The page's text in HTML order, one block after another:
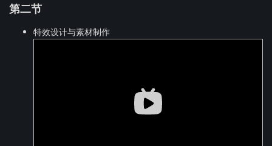
第二节
特效设计与素材制作